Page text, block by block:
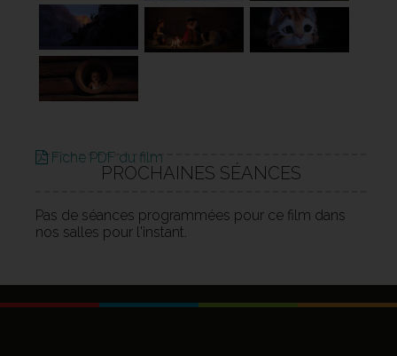
Fiche PDF du film
PROCHAINES SÉANCES
Pas de séances programmées pour ce film dans
nos salles pour l'instant.